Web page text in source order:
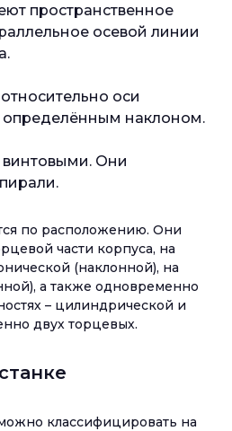
пространственное
осевой линии
оси
наклоном.
Они
по расположению. Они
части корпуса, на
(наклонной), на
а также одновременно
– цилиндрической и
двух торцевых.
классифицировать на